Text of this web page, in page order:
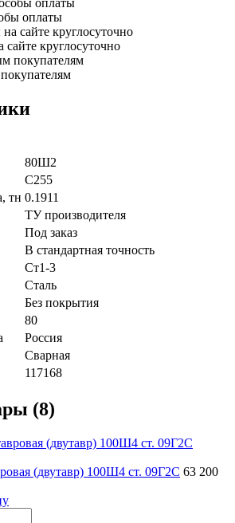
оплаты
круглосуточно
80Ш2
С255
тн 0.1911
ТУ производителя
Под заказ
В стандартная точность
Ст1-3
Сталь
Без покрытия
80
Россия
Сварная
117168
(8)
(двутавр) 100Ш4 ст. 09Г2С 63 200